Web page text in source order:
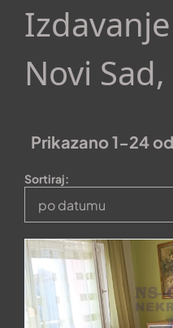
Novi
Prikazano 1-24
Sortiraj:
po datumu